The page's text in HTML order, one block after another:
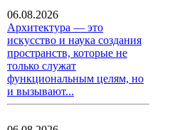
06.08.2026
Архитектура — это
искусство и наука создания
пространств, которые не
только служат
функциональным целям, но
и вызывают...